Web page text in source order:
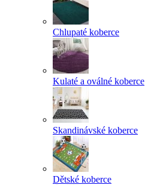
Chlupaté koberce
Kulaté a oválné koberce
Skandinávské koberce
Dětské koberce